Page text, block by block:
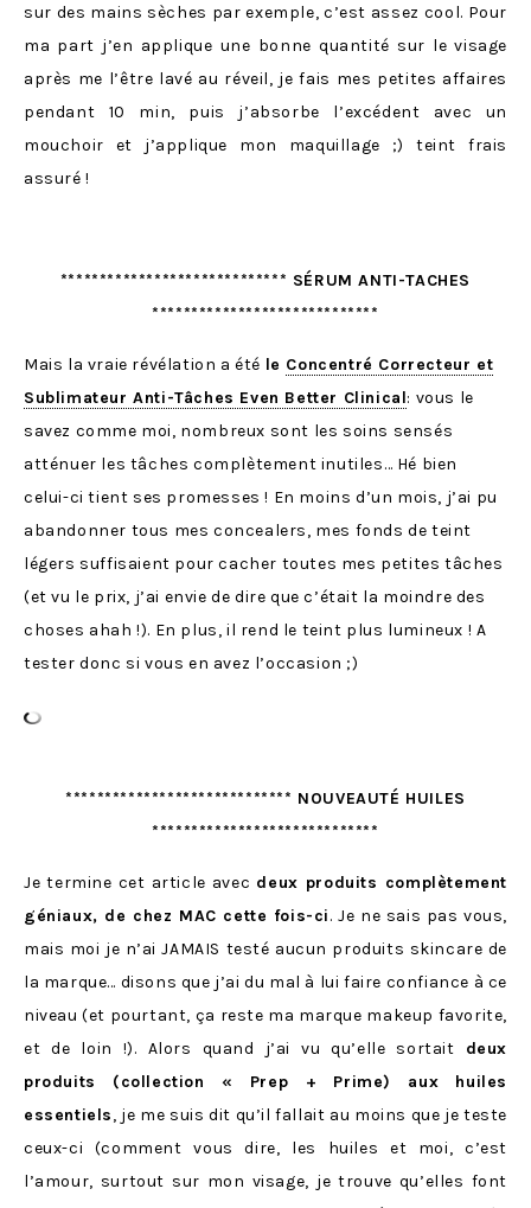
sur des mains sèches par exemple, c’est assez cool. Pour
ma part j’en applique une bonne quantité sur le visage
après me l’être lavé au réveil, je fais mes petites affaires
pendant 10 min, puis j’absorbe l’excédent avec un
mouchoir et j’applique mon maquillage ;) teint frais
assuré !
***************************** SÉRUM ANTI-TACHES
*****************************
Mais la vraie révélation a été le Concentré Correcteur et
Sublimateur Anti-Tâches Even Better Clinical: vous le
savez comme moi, nombreux sont les soins sensés
atténuer les tâches complètement inutiles… Hé bien
celui-ci tient ses promesses ! En moins d’un mois, j’ai pu
abandonner tous mes concealers, mes fonds de teint
légers suffisaient pour cacher toutes mes petites tâches
(et vu le prix, j’ai envie de dire que c’était la moindre des
choses ahah !). En plus, il rend le teint plus lumineux ! A
tester donc si vous en avez l’occasion ;)
***************************** NOUVEAUTÉ HUILES
*****************************
Je termine cet article avec deux produits complètement
géniaux, de chez MAC cette fois-ci. Je ne sais pas vous,
mais moi je n’ai JAMAIS testé aucun produits skincare de
la marque… disons que j’ai du mal à lui faire confiance à ce
niveau (et pourtant, ça reste ma marque makeup favorite,
et de loin !). Alors quand j’ai vu qu’elle sortait deux
produits (collection « Prep + Prime) aux huiles
essentiels, je me suis dit qu’il fallait au moins que je teste
ceux-ci (comment vous dire, les huiles et moi, c’est
l’amour, surtout sur mon visage, je trouve qu’elles font